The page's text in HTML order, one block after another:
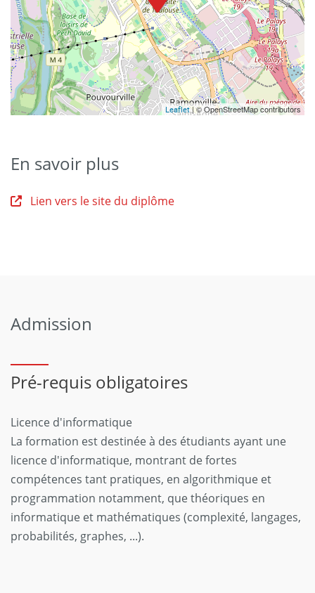
Leaflet| © OpenStreetMap contributors
En savoir plus
Lien vers le site du diplôme
Admission
Pré-requis obligatoires
Licence d'informatique
La formation est destinée à des étudiants ayant une
licence d'informatique, montrant de fortes
compétences tant pratiques, en algorithmique et
programmation notamment, que théoriques en
informatique et mathématiques (complexité, langages,
probabilités, graphes, ...).